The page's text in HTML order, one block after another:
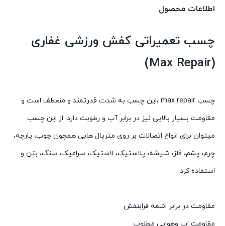
اطلاعات محصول
چسب تعمیراتی کفش ورزشی غفاری
(Max Repair)
چسب max repair ،این چسب به شدت قدرتمند و منعطف است و
مقاومت بسیار بالایی نیز در برابر آب و رطوبت دارد. از این چسب
میتوان برای انواع اتصالات بر روی متریال هایی همچون چوب، پارچه،
چرم، پشم، فلز، شیشه، پلاستیک، لاستیک، سرامیک، سنگ، بتن و…
استفاده کرد.
مقاومت در برابر اشعه فرابنفش
مقاومت اب وهوایی مطلوب